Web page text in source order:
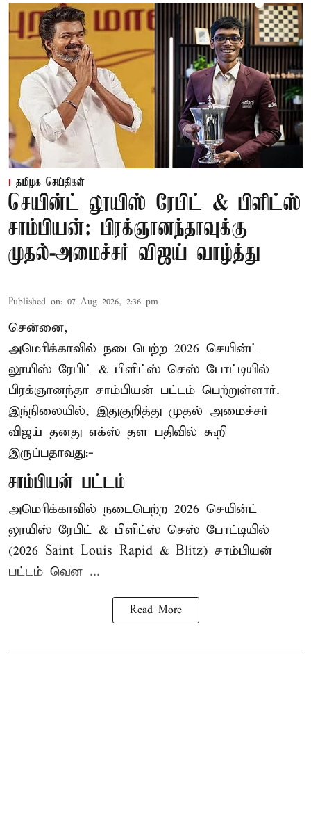
தமிழக செய்திகள்
செயின்ட் லூயிஸ் ரேபிட் & பிளிட்ஸ்
சாம்பியன்: பிரக்ஞானந்தாவுக்கு
முதல்-அமைச்சர் விஜய் வாழ்த்து
Published on: 07 Aug 2026, 2:36 pm
சென்னை,
அமெரிக்காவில் நடைபெற்ற 2026 செயின்ட்
லூயிஸ் ரேபிட் & பிளிட்ஸ் செஸ் போட்டியில்
பிரக்ஞானந்தா சாம்பியன் பட்டம் பெற்றுள்ளார்.
இந்நிலையில், இதுகுறித்து முதல் அமைச்சர்
விஜய் தனது எக்ஸ் தள பதிவில் கூறி
இருப்பதாவது:-
சாம்பியன் பட்டம்
அமெரிக்காவில் நடைபெற்ற 2026 செயின்ட்
லூயிஸ் ரேபிட் & பிளிட்ஸ் செஸ் போட்டியில்
(2026 Saint Louis Rapid & Blitz) சாம்பியன்
பட்டம் வென ...
Read More